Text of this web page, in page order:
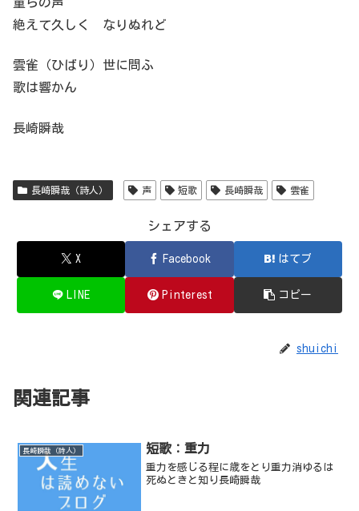
絶えて久しく なりぬれど
雲雀（ひばり）世に問ふ
歌は響かん
長崎瞬哉
長崎瞬哉（詩人） 声 短歌 長崎瞬哉 雲雀
シェアする
X Facebook はてブ
LINE Pinterest コピー
shuichi
関連記事
長崎瞬哉（詩人） 短歌：重力
重力を感じる程に歳をとり重力消ゆるは
死ぬときと知り長崎瞬哉